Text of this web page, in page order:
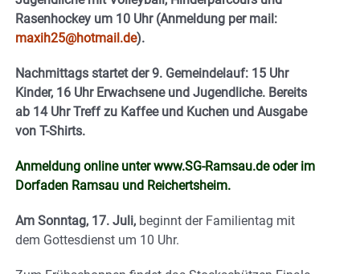
Rasenhockey um 10 Uhr (Anmeldung per mail:
maxih25@hotmail.de).
Nachmittags startet der 9. Gemeindelauf: 15 Uhr
Kinder, 16 Uhr Erwachsene und Jugendliche. Bereits
ab 14 Uhr Treff zu Kaffee und Kuchen und Ausgabe
von T-Shirts.
Anmeldung online unter www.SG-Ramsau.de oder im
Dorfaden Ramsau und Reichertsheim.
Am Sonntag, 17. Juli, beginnt der Familientag mit
dem Gottesdienst um 10 Uhr.